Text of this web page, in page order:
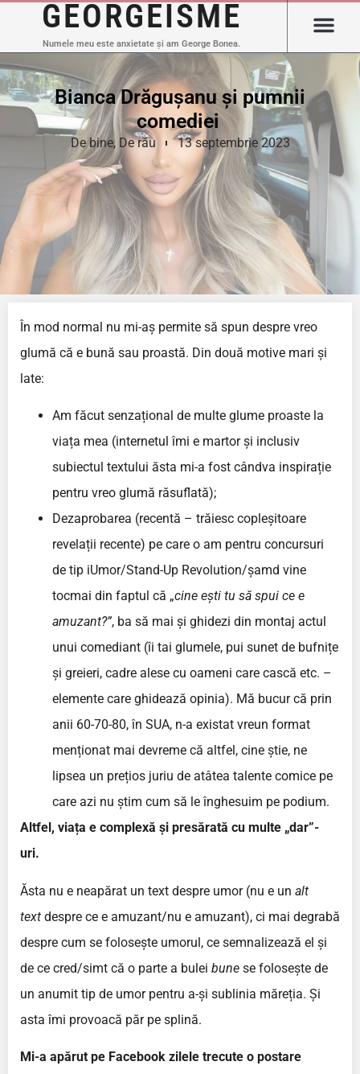
GEORGEISME
Numele meu este anxietate și am George Bonea.
Bianca Drăgușanu și pumnii
comediei
De bine, De rău 13 septembrie 2023
În mod normal nu mi-aș permite să spun despre vreo
glumă că e bună sau proastă. Din două motive mari și
late:
Am făcut senzațional de multe glume proaste la
viața mea (internetul îmi e martor și inclusiv
subiectul textului ăsta mi-a fost cândva inspirație
pentru vreo glumă răsuflată);
Dezaprobarea (recentă – trăiesc copleșitoare
revelații recente) pe care o am pentru concursuri
de tip iUmor/Stand-Up Revolution/șamd vine
tocmai din faptul că „cine ești tu să spui ce e
amuzant?”, ba să mai și ghidezi din montaj actul
unui comediant (îi tai glumele, pui sunet de bufnițe
și greieri, cadre alese cu oameni care cască etc. –
elemente care ghidează opinia). Mă bucur că prin
anii 60-70-80, în SUA, n-a existat vreun format
menționat mai devreme că altfel, cine știe, ne
lipsea un prețios juriu de atâtea talente comice pe
care azi nu știm cum să le înghesuim pe podium.
Altfel, viața e complexă și presărată cu multe „dar”-
uri.
Ăsta nu e neapărat un text despre umor (nu e un alt
text despre ce e amuzant/nu e amuzant), ci mai degrabă
despre cum se folosește umorul, ce semnalizează el și
de ce cred/simt că o parte a bulei bune se folosește de
un anumit tip de umor pentru a-și sublinia măreția. Și
asta îmi provoacă păr pe splină.
Mi-a apărut pe Facebook zilele trecute o postare